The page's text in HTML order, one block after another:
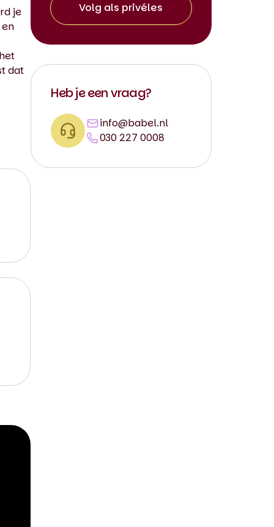
je
dat
Volg als privéles
Heb je een vraag?
info@babel.nl
030 227 0008